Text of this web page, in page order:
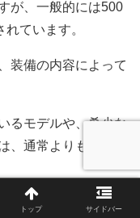
が、一般的には500
ています。
装備の内容によって
るモデルや、希少な
、通常よりも高値で
る販売店で購入する
トップ サイドバー